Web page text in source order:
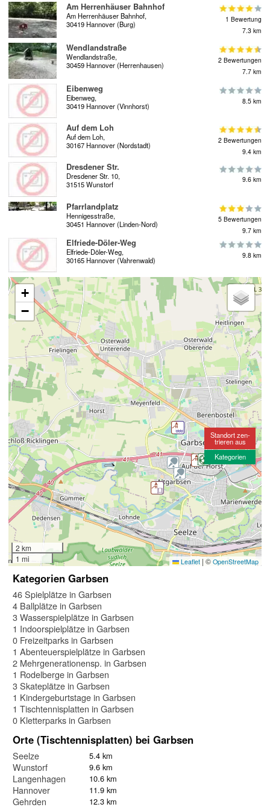
Am Herrenhäuser Bahnhof
Am Herrenhäuser Bahnhof,
30419 Hannover (Burg)
1 Bewertung
7.3 km
Wendlandstraße
Wendlandstraße,
30459 Hannover (Herrenhausen)
2 Bewertungen
7.7 km
Eibenweg
Eibenweg,
30419 Hannover (Vinnhorst)
8.5 km
Auf dem Loh
Auf dem Loh,
30167 Hannover (Nordstadt)
2 Bewertungen
9.4 km
Dresdener Str.
Dresdener Str. 10,
31515 Wunstorf
9.6 km
Pfarrlandplatz
Hennigesstraße,
30451 Hannover (Linden-Nord)
5 Bewertungen
9.7 km
Elfriede-Döler-Weg
Elfriede-Döler-Weg,
30165 Hannover (Vahrenwald)
9.8 km
+
−
2 km
1 mi
Leaflet | © OpenStreetMap
Standort zen-
trieren aus
Kategorien
Kategorien Garbsen
46 Spielplätze in Garbsen
4 Ballplätze in Garbsen
3 Wasserspielplätze in Garbsen
1 Indoorspielplätze in Garbsen
0 Freizeitparks in Garbsen
1 Abenteuerspielplätze in Garbsen
2 Mehrgenerationensp. in Garbsen
1 Rodelberge in Garbsen
3 Skateplätze in Garbsen
1 Kindergeburtstage in Garbsen
1 Tischtennisplatten in Garbsen
0 Kletterparks in Garbsen
Orte (Tischtennisplatten) bei Garbsen
Seelze 5.4 km
Wunstorf 9.6 km
Langenhagen 10.6 km
Hannover 11.9 km
Gehrden 12.3 km